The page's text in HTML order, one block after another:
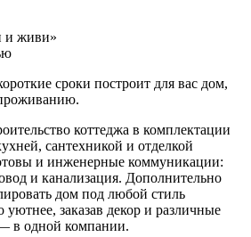
и живи»
сроки построит для вас дом,
коттеджа в комплектации
сантехникой и отделкой
и инженерные коммуникации:
и канализация. Дополнительно
дом под любой стиль
уютнее, заказав декор и различные
в одной компании.